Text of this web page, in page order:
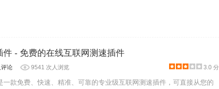
件 - 免费的在线互联网测速插件
论 9541 次人浏览 3.0 分
一款免费、快速、精准、可靠的专业级互联网测速插件，可直接从您的